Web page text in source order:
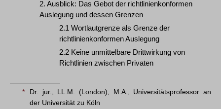
2. Ausblick: Das Gebot der richtlinienkonformen
Auslegung und dessen Grenzen
2.1 Wortlautgrenze als Grenze der
richtlinienkonformen Auslegung
2.2 Keine unmittelbare Drittwirkung von
Richtlinien zwischen Privaten
*
Dr. jur., LL.M. (London), M.A., Universitätsprofessor an
der Universität zu Köln